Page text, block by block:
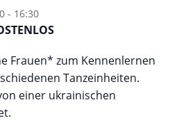
- 16:30
Frauen* zum Kennenlernen
Tanzeinheiten.
einer ukrainischen